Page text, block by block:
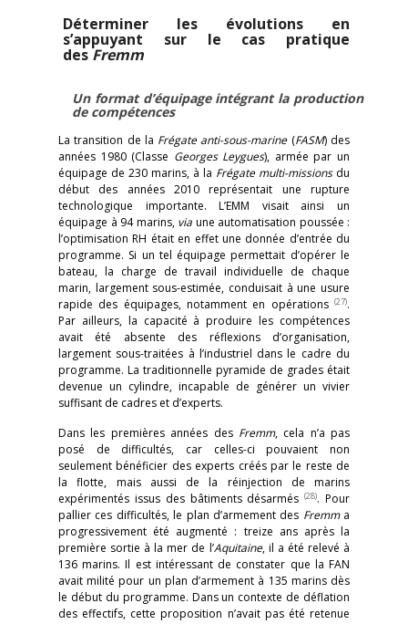
Déterminer les évolutions en
s’appuyant sur le cas pratique
desFremm
Un format d’équipage intégrant la production
de compétences
La transition de la Frégate anti-sous-marine(FASM) des
années 1980 (Classe Georges Leygues), armée par un
équipage de 230 marins, à la Frégate multi-missionsdu
début des années 2010 représentait une rupture
technologique importante. L’EMM visait ainsi un
équipage à 94 marins, via une automatisation poussée :
l’optimisation RH était en effet une donnée d’entrée du
programme. Si un tel équipage permettait d’opérer le
bateau, la charge de travail individuelle de chaque
marin, largement sous-estimée, conduisait à une usure
rapide des équipages, notamment en opérations (27).
Par ailleurs, la capacité à produire les compétences
avait été absente des réflexions d’organisation,
largement sous-traitées à l’industriel dans le cadre du
programme. La traditionnelle pyramide de grades était
devenue un cylindre, incapable de générer un vivier
suffisant de cadres et d’experts.
Dans les premières années des Fremm, cela n’a pas
posé de difficultés, car celles-ci pouvaient non
seulement bénéficier des experts créés par le reste de
la flotte, mais aussi de la réinjection de marins
expérimentés issus des bâtiments désarmés(28). Pour
pallier ces difficultés, le plan d’armement des Fremm a
progressivement été augmenté : treize ans après la
première sortie à la mer de l’Aquitaine, il a été relevé à
136 marins. Il est intéressant de constater que la FAN
avait milité pour un plan d’armement à 135 marins dès
le début du programme. Dans un contexte de déflation
des effectifs, cette proposition n’avait pas été retenue